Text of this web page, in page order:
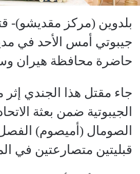
بلدوين (مركز مقديشو)-
جيبوتي أمس الأحد في
حاضرة محافظة هيران
جاء مقتل هذا الجندي إثر
الجيبوتية ضمن بعثة
الصومال (أميصوم)
قبليتين متصارعتين في